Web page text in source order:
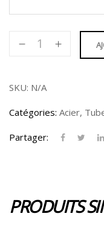
quantité
rond
SKU: N/A
Catégories: Acier,
Partager:
PRODUITS